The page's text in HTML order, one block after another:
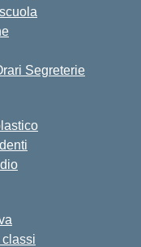
Segreterie
classi